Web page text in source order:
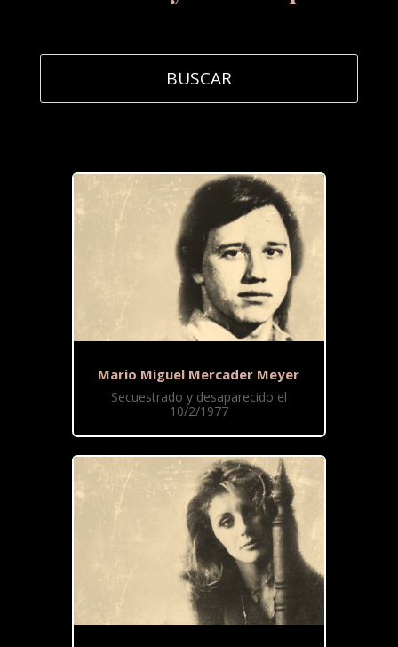
Mario Miguel Mercader Meyer
Secuestrado y desaparecido el
10/2/1977